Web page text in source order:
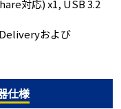
対応) x1, USB 3.2
および
仕様